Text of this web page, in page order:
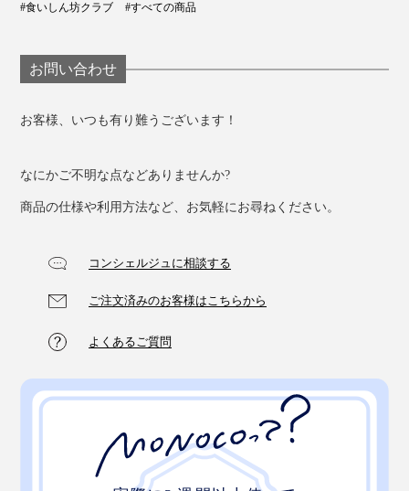
#食いしん坊クラブ
#すべての商品
お問い合わせ
お客様、いつも有り難うございます！
なにかご不明な点などありませんか?
商品の仕様や利用方法など、お気軽にお尋ねください。
コンシェルジュに相談する
ご注文済みのお客様はこちらから
よくあるご質問